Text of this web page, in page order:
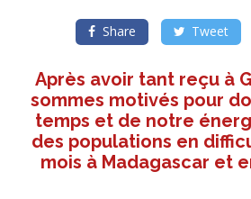
Share Tweet
Après avoir tant reçu à
sommes motivés pour
temps et de notre
des populations en
mois à Madagascar et